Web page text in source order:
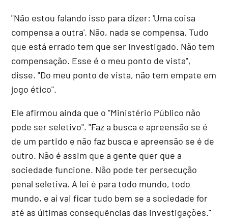
"Não estou falando isso para dizer: 'Uma coisa
compensa a outra'. Não, nada se compensa. Tudo
que está errado tem que ser investigado. Não tem
compensação. Esse é o meu ponto de vista",
disse. "Do meu ponto de vista, não tem empate em
jogo ético".
Ele afirmou ainda que o "Ministério Público não
pode ser seletivo". "Faz a busca e apreensão se é
de um partido e não faz busca e apreensão se é de
outro. Não é assim que a gente quer que a
sociedade funcione. Não pode ter persecução
penal seletiva. A lei é para todo mundo, todo
mundo, e aí vai ficar tudo bem se a sociedade for
até as últimas consequências das investigações."